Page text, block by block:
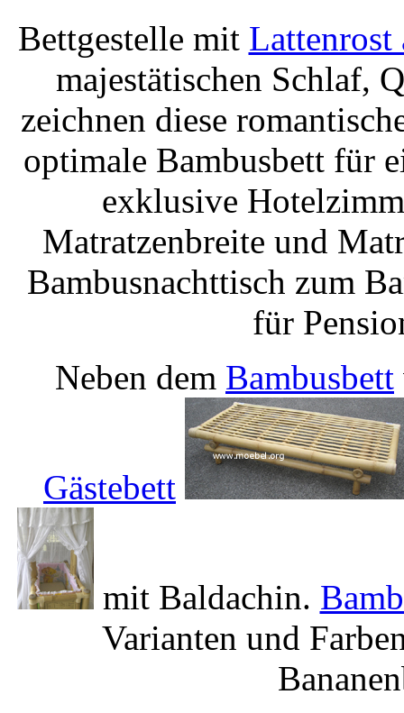
Bettgestelle mit Lattenrost
majestätischen Schlaf,
zeichnen diese
optimale Bambusbett für
exklusive
Matratzenbreite und
Bambusnachttisch zum
für
Neben dem Bambusbett
Gästebett
mit Baldachin.
Varianten und